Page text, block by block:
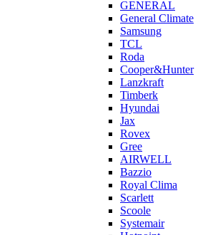
GENERAL
General Climate
Samsung
TCL
Roda
Cooper&Hunter
Lanzkraft
Timberk
Hyundai
Jax
Rovex
Gree
AIRWELL
Bazzio
Royal Clima
Scarlett
Scoole
Systemair